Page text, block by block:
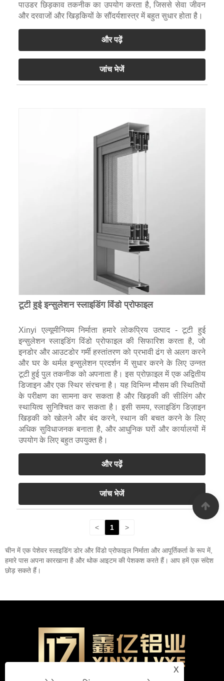
पाउडर छिड़काव तकनीक का उपयोग करता है, जिससे सेवा जीवन
और दरवाजों और खिड़कियों के सौंदर्यशास्त्र में बहुत सुधार होता है।
और पढ़ें
जांच भेजें
टूटी हुई इन्सुलेशन स्लाइडिंग विंडो प्रोफाइल
Xinyi एल्यूमीनियम निर्माता हमारे लोकप्रिय उत्पाद - टूटी हुई
इन्सुलेशन स्लाइडिंग विंडो प्रोफाइल की सिफारिश करता है, जो
इनडोर और आउटडोर गर्मी हस्तांतरण को प्रभावी ढंग से अलग करने
और घर के थर्मल इन्सुलेशन प्रदर्शन में सुधार करने के लिए उन्नत
टूटी हुई पुल तकनीक को अपनाता है। इस प्रोफ़ाइल में एक अद्वितीय
डिजाइन और एक स्थिर संरचना है। यह विभिन्न मौसम की स्थितियों
के परीक्षण का सामना कर सकता है और खिड़की की सीलिंग और
स्थायित्व सुनिश्चित कर सकता है। इसी समय, स्लाइडिंग डिज़ाइन
खिड़की को खोलने और बंद करने, स्थान की बचत करने के लिए
अधिक सुविधाजनक बनाता है, और आधुनिक घरों और कार्यालयों में
उपयोग के लिए बहुत उपयुक्त है।
और पढ़ें
जांच भेजें
< 1 >
चीन में एक पेशेवर स्लाइडिंग डोर और विंडो प्रोफाइल निर्माता और आपूर्तिकर्ता के रूप में,
हमारे पास अपना कारखाना है और थोक आइटम की पेशकश करते हैं। आप हमें एक संदेश
छोड़ सकते हैं।
X